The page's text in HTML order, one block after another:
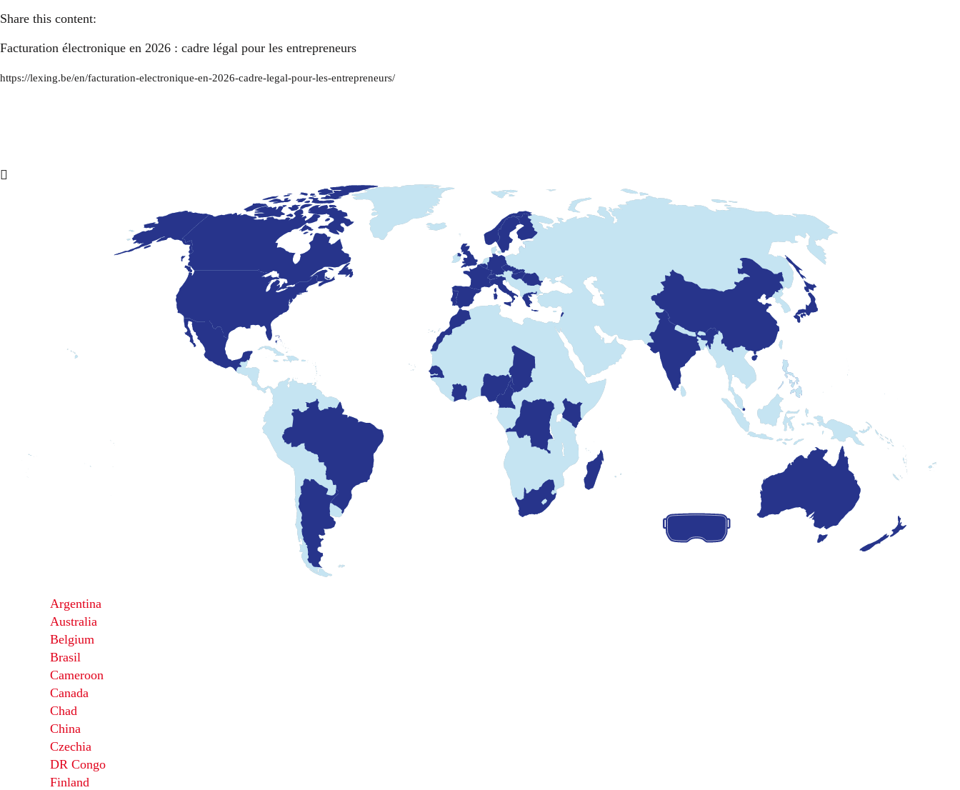
Share this content:
Facturation électronique en 2026 : cadre légal pour les entrepreneurs
https://lexing.be/en/facturation-electronique-en-2026-cadre-legal-pour-les-entrepreneurs/
Argentina
Australia
Belgium
Brasil
Cameroon
Canada
Chad
China
Czechia
DR Congo
Finland